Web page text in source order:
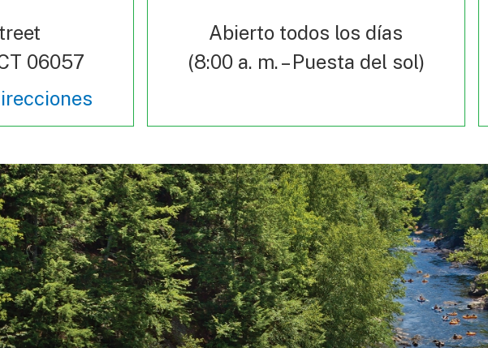
06057
Abierto todos los días
(8:00 a. m. – Puesta del sol)